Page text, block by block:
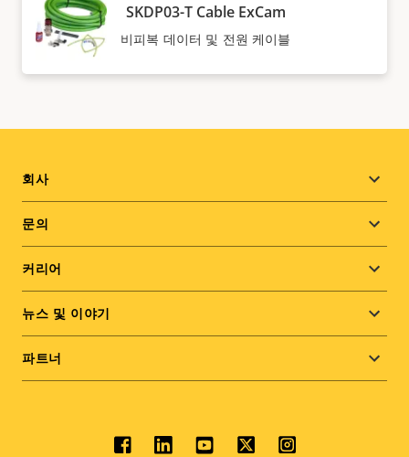
SKDP03-T Cable ExCam
비피복 데이터 및 전원 케이블
Footer
menu
회사
문의
커리어
뉴스 및 이야기
파트너